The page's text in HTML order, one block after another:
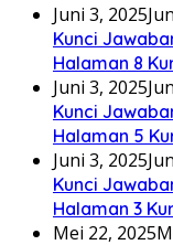
Juni 3, 2025
Kunci
Halaman 8
Juni 3, 2025
Kunci
Halaman 5
Juni 3, 2025
Kunci
Halaman 3
Mei 22, 2025